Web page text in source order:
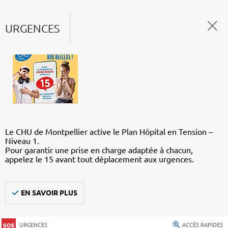
URGENCES
Le CHU de Montpellier active le Plan Hôpital en Tension –
Niveau 1.
Pour garantir une prise en charge adaptée à chacun,
appelez le 15 avant tout déplacement aux urgences.
EN SAVOIR PLUS
URGENCES ACCÈS RAPIDES